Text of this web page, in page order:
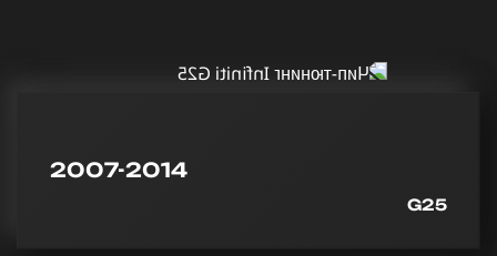
2007-2014
G25